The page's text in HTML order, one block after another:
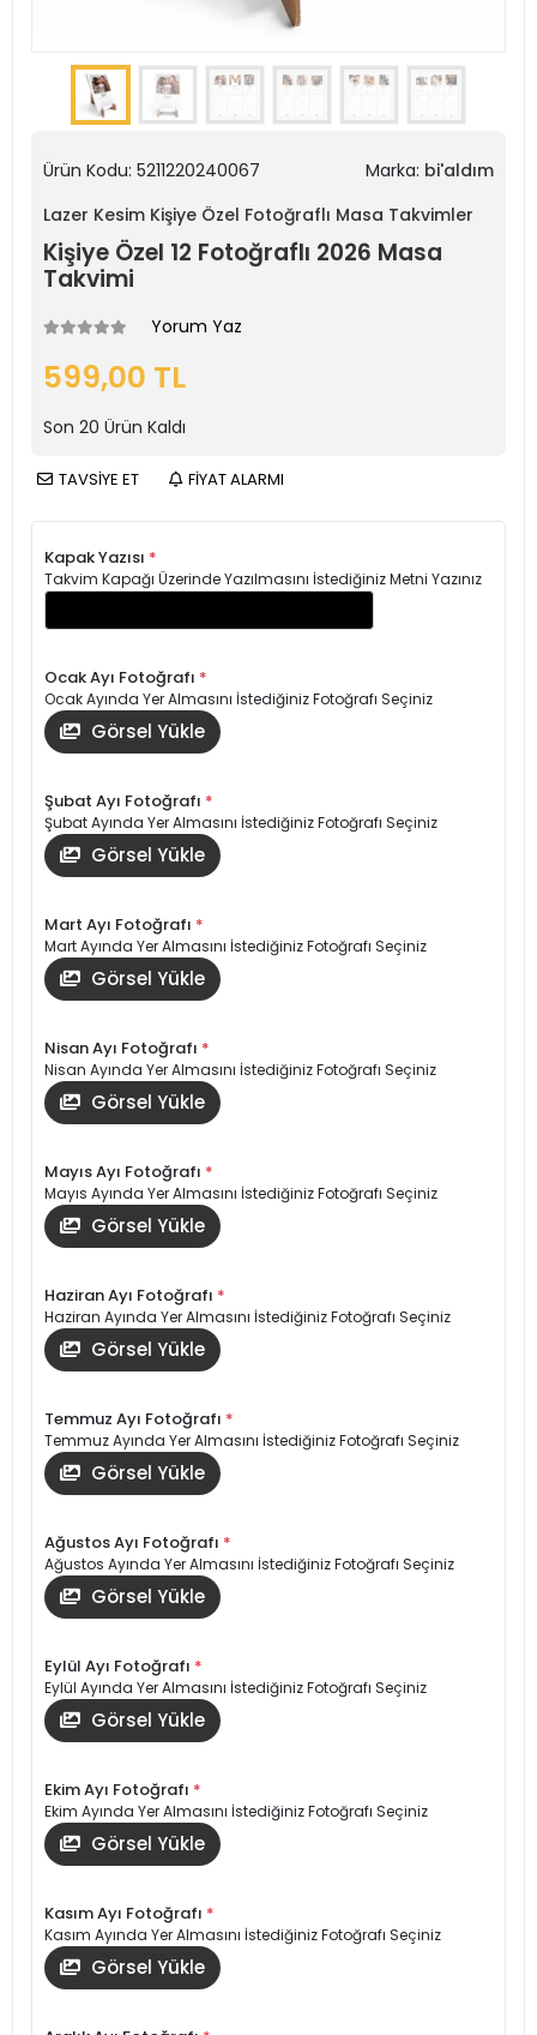
Ürün Kodu: 5211220240067 Marka: bi'aldım
Lazer Kesim Kişiye Özel Fotoğraflı Masa Takvimler
Kişiye Özel 12 Fotoğraflı 2026 Masa
Takvimi
Yorum Yaz
599,00 TL
Son 20 Ürün Kaldı
TAVSİYE ET FİYAT ALARMI
Kapak Yazısı *
Takvim Kapağı Üzerinde Yazılmasını İstediğiniz Metni Yazınız
Ocak Ayı Fotoğrafı *
Ocak Ayında Yer Almasını İstediğiniz Fotoğrafı Seçiniz
Görsel Yükle
Şubat Ayı Fotoğrafı *
Şubat Ayında Yer Almasını İstediğiniz Fotoğrafı Seçiniz
Görsel Yükle
Mart Ayı Fotoğrafı *
Mart Ayında Yer Almasını İstediğiniz Fotoğrafı Seçiniz
Görsel Yükle
Nisan Ayı Fotoğrafı *
Nisan Ayında Yer Almasını İstediğiniz Fotoğrafı Seçiniz
Görsel Yükle
Mayıs Ayı Fotoğrafı *
Mayıs Ayında Yer Almasını İstediğiniz Fotoğrafı Seçiniz
Görsel Yükle
Haziran Ayı Fotoğrafı *
Haziran Ayında Yer Almasını İstediğiniz Fotoğrafı Seçiniz
Görsel Yükle
Temmuz Ayı Fotoğrafı *
Temmuz Ayında Yer Almasını İstediğiniz Fotoğrafı Seçiniz
Görsel Yükle
Ağustos Ayı Fotoğrafı *
Ağustos Ayında Yer Almasını İstediğiniz Fotoğrafı Seçiniz
Görsel Yükle
Eylül Ayı Fotoğrafı *
Eylül Ayında Yer Almasını İstediğiniz Fotoğrafı Seçiniz
Görsel Yükle
Ekim Ayı Fotoğrafı *
Ekim Ayında Yer Almasını İstediğiniz Fotoğrafı Seçiniz
Görsel Yükle
Kasım Ayı Fotoğrafı *
Kasım Ayında Yer Almasını İstediğiniz Fotoğrafı Seçiniz
Görsel Yükle